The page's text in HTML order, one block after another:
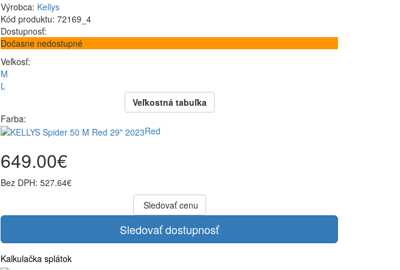
Výrobca: Kellys
Kód produktu: 72169_4
Dostupnosť:
Dočasne nedostupné
Veľkosť:
M
L
Veľkostná tabuľka
Farba:
Red
649.00€
Bez DPH: 527.64€
Sledovať cenu
Sledovať dostupnosť
Kalkulačka splátok